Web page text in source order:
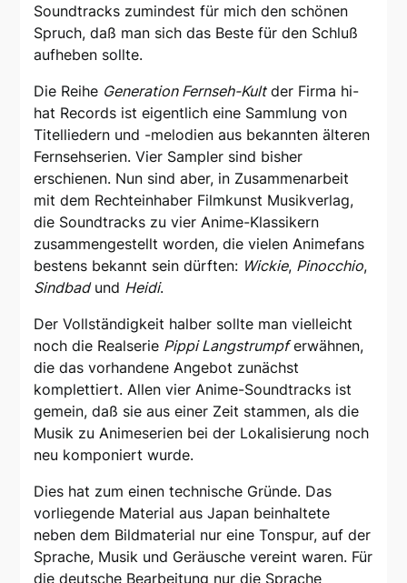
Soundtracks zumindest für mich den schönen
Spruch, daß man sich das Beste für den Schluß
aufheben sollte.
Die Reihe Generation Fernseh-Kultder Firma hi-
hat Records ist eigentlich eine Sammlung von
Titelliedern und -melodien aus bekannten älteren
Fernsehserien. Vier Sampler sind bisher
erschienen. Nun sind aber, in Zusammenarbeit
mit dem Rechteinhaber Filmkunst Musikverlag,
die Soundtracks zu vier Anime-Klassikern
zusammengestellt worden, die vielen Animefans
bestens bekannt sein dürften: Wickie, Pinocchio,
Sindbadund Heidi.
Der Vollständigkeit halber sollte man vielleicht
noch die Realserie Pippi Langstrumpferwähnen,
die das vorhandene Angebot zunächst
komplettiert. Allen vier Anime-Soundtracks ist
gemein, daß sie aus einer Zeit stammen, als die
Musik zu Animeserien bei der Lokalisierung noch
neu komponiert wurde.
Dies hat zum einen technische Gründe. Das
vorliegende Material aus Japan beinhaltete
neben dem Bildmaterial nur eine Tonspur, auf der
Sprache, Musik und Geräusche vereint waren. Für
die deutsche Bearbeitung nur die Sprache